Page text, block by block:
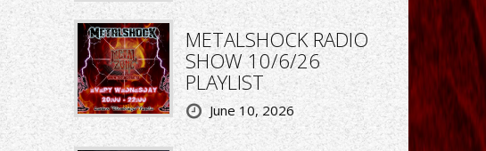
METALSHOCK RADIO
SHOW 10/6/26
PLAYLIST
June 10, 2026